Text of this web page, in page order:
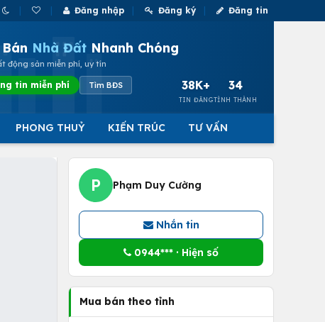
Đăng nhập Đăng ký Đăng tin
Nhà Đất Nhanh Chóng
động sản miễn phí, uy tín
tin miễn phí Tìm BĐS 38K+
TIN ĐĂNG
34
TỈNH THÀNH
PHONG THUỶ KIẾN TRÚC TƯ VẤN
P Phạm Duy Cường
Nhắn tin
0944*** · Hiện số
Mua bán theo tỉnh